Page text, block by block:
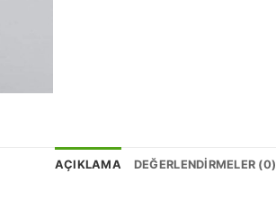
AÇIKLAMA DEĞERLENDIRMELER (0)